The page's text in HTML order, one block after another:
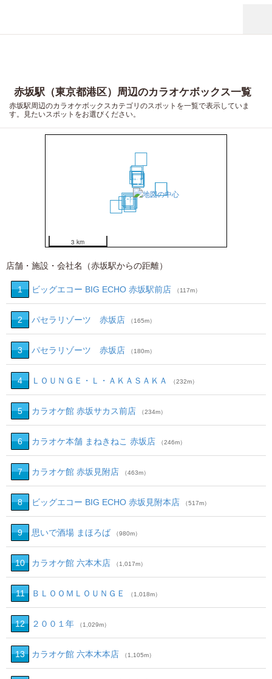
赤坂駅（東京都港区）周辺のカラオケボックス一覧
赤坂駅周辺のカラオケボックスカテゴリのスポットを一覧で表示していま
す。見たいスポットをお選びください。
1
2
3
4
5
6
78
9
10
11
12
13
14
1517
18
19
20
3 km
店舗・施設・会社名（赤坂駅からの距離）
1 ビッグエコー BIG ECHO 赤坂駅前店 （117m）
2 パセラリゾーツ 赤坂店 （165m）
3 パセラリゾーツ 赤坂店 （180m）
4 ＬＯＵＮＧＥ・Ｌ・ＡＫＡＳＡＫＡ （232m）
5 カラオケ館 赤坂サカス前店 （234m）
6 カラオケ本舗 まねきねこ 赤坂店 （246m）
7 カラオケ館 赤坂見附店 （463m）
8 ビッグエコー BIG ECHO 赤坂見附本店 （517m）
9 思いで酒場 まほろば （980m）
10 カラオケ館 六本木店 （1,017m）
11 ＢＬＯＯＭＬＯＵＮＧＥ （1,018m）
12 ２００１年 （1,029m）
13 カラオケ館 六本木本店 （1,105m）